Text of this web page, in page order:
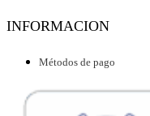
INFORMACION
Métodos de pago